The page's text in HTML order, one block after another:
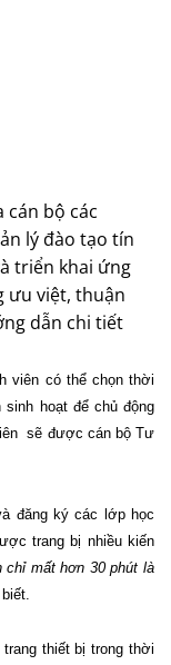
cán bộ các
lý đào tạo tín
triển khai ứng
ưu việt, thuận
dẫn chi tiết
viên có thể chọn thời
hoạt để chủ động
sẽ được cán bộ Tư
đăng ký các lớp học
trang bị nhiều kiến
chỉ mất hơn 30 phút là
thiết bị trong thời